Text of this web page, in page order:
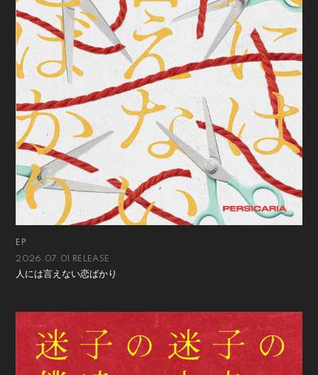
EP
2026.07.01 RELEASE
人には言えない恋ばかり